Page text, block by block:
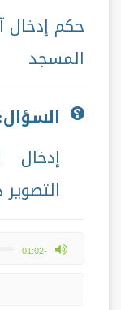
حكم إدخال
المسجد
إدخال
-01:02
volume